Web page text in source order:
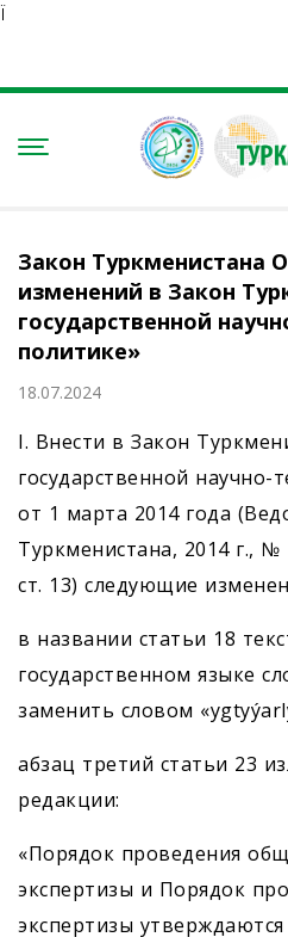
Ï
Закон Туркменистана
изменений в Закон
государственной
политике»
18.07.2024
I. Внести в Закон
государственной научно-
от 1 марта 2014 года
Туркменистана, 2014 г., №
ст. 13) следующие
в названии статьи 18
государственном языке
заменить словом
абзац третий статьи 23
редакции:
«Порядок проведения
экспертизы и Порядок
экспертизы